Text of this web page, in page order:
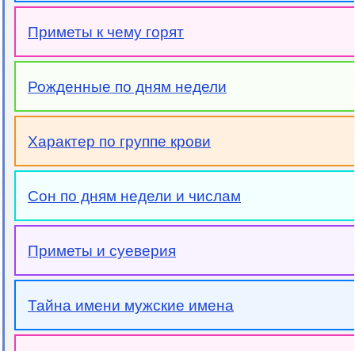
Приметы к чему горят
Рожденные по дням недели
Характер по группе крови
Сон по дням недели и числам
Приметы и суеверия
Тайна имени мужские имена